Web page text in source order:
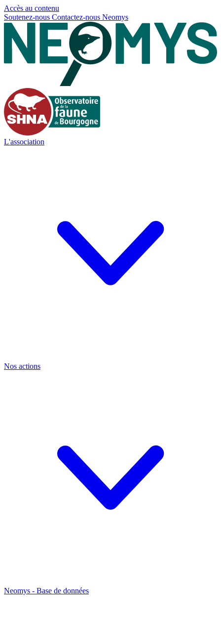
Accès au contenu
Soutenez-nous Contactez-nous Neomys
L'association
Nos actions
Neomys - Base de données
Panneau de gestion des cookies